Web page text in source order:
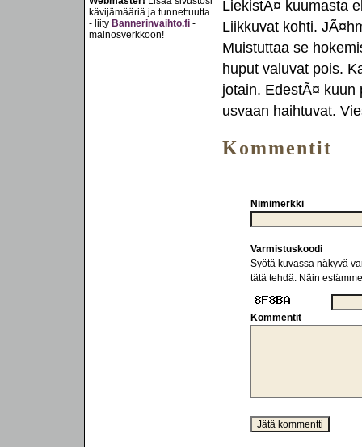
kävijämääriä ja tunnettuutta
- liity Bannerinvaihto.fi -
mainosverkkoon!
LiekistÃ¤ kuumasta
Liikkuvat kohti.
Muistuttaa se
huput valuvat pois.
jotain. EdestÃ¤ kuun
usvaan haihtuvat.
Kommentit
Nimimerkki
Varmistuskoodi
Syötä kuvassa näkyvä
tätä tehdä. Näin
Kommentit